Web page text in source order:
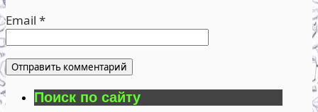
Email *
Поиск по сайту